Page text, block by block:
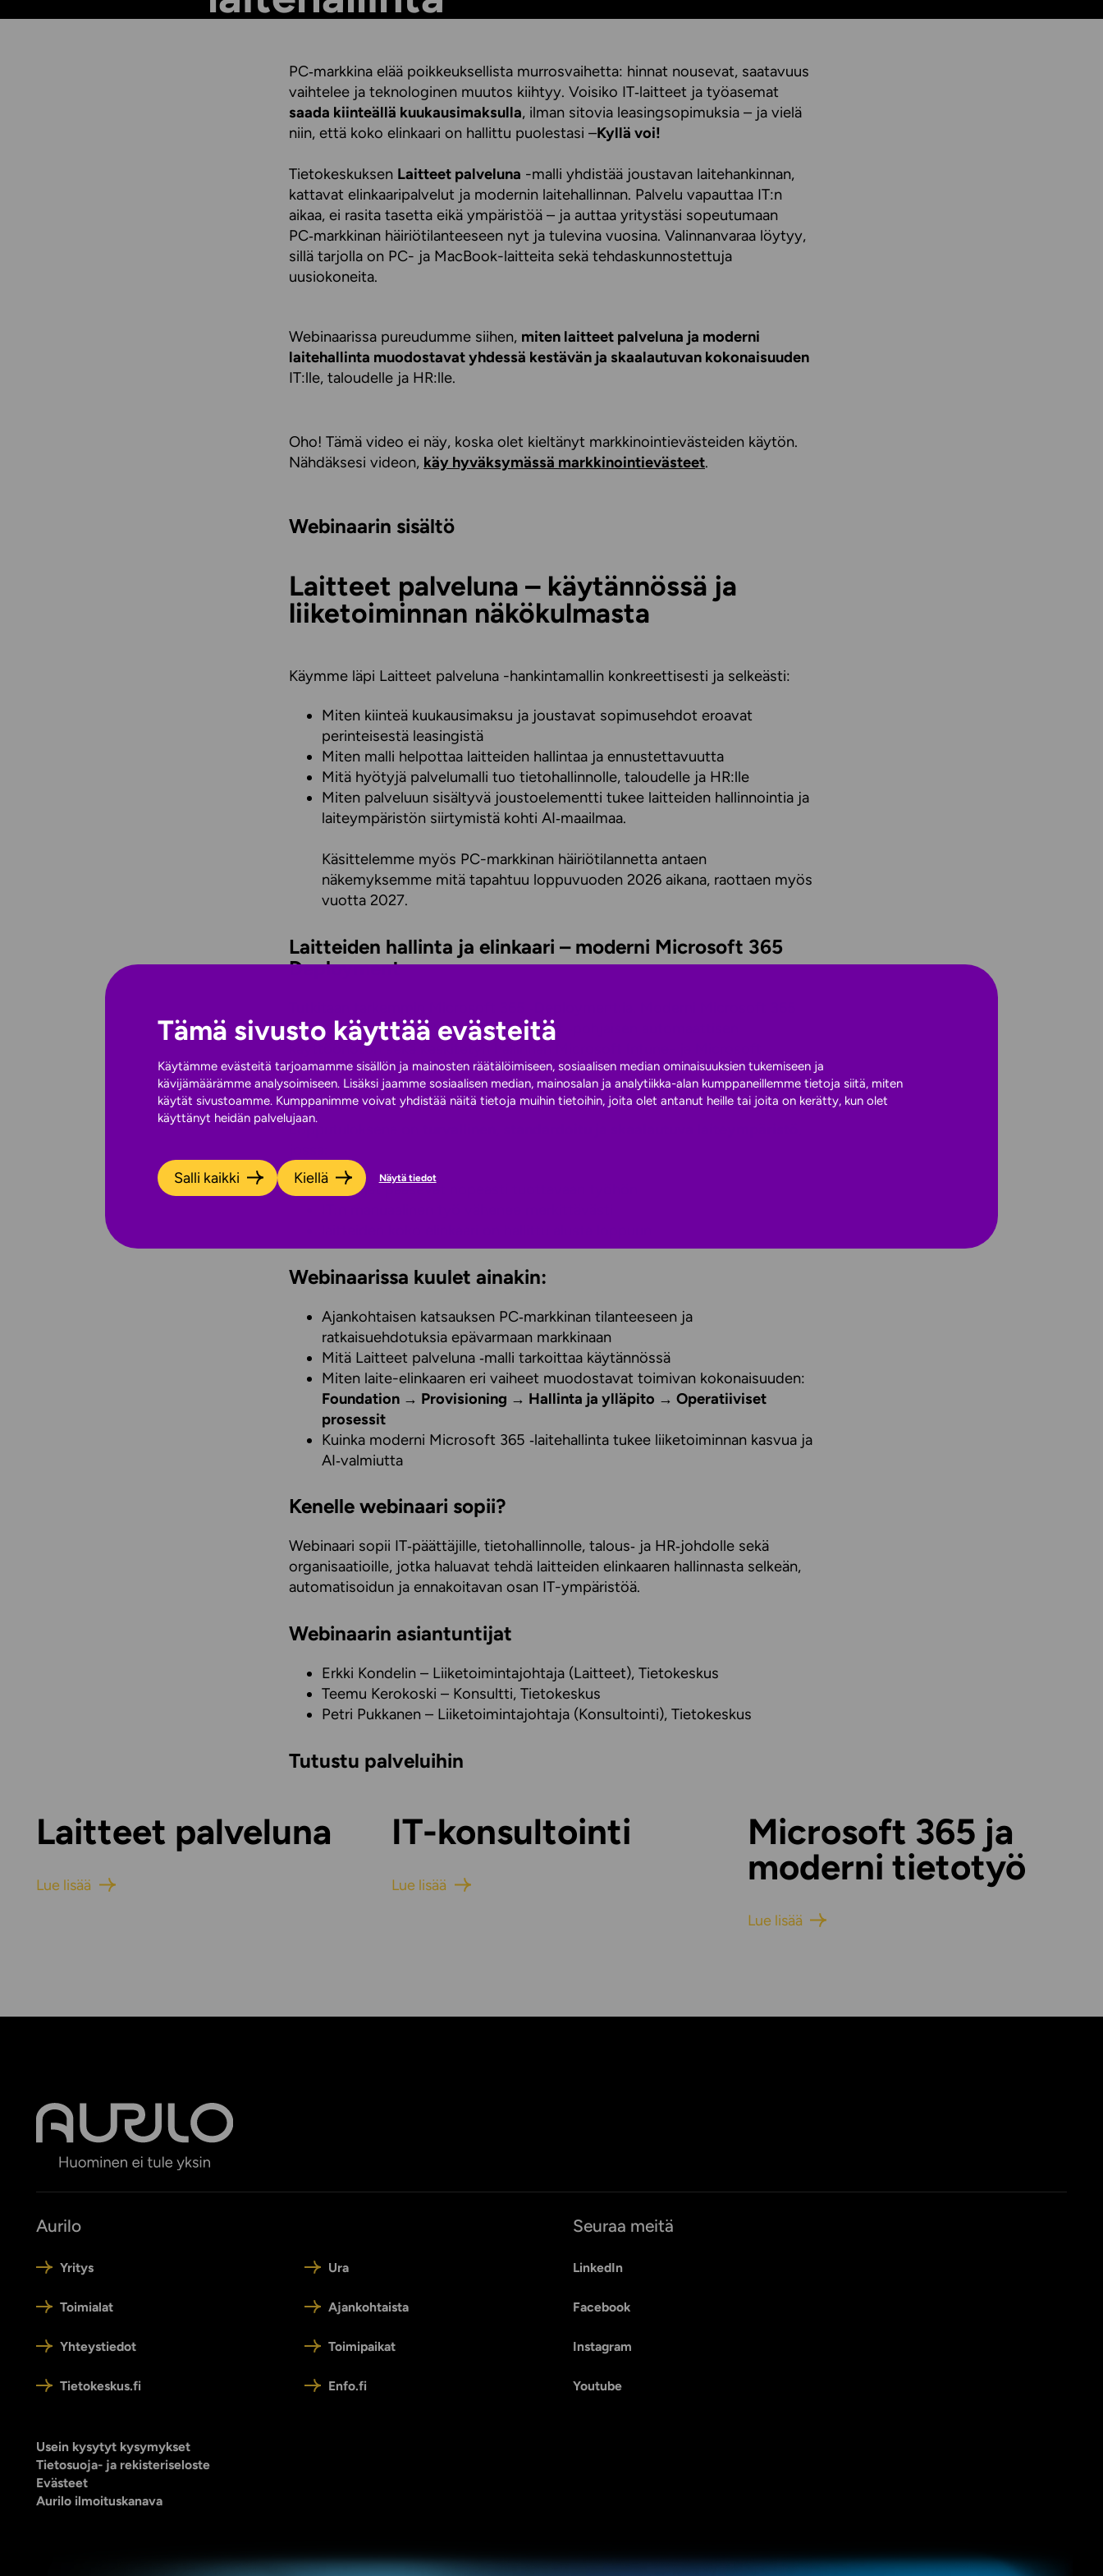
Tämä sivusto käyttää evästeitä
Käytämme evästeitä tarjoamamme sisällön ja mainosten räätälöimiseen, sosiaalisen median ominaisuuksien tukemiseen ja
kävijämäärämme analysoimiseen. Lisäksi jaamme sosiaalisen median, mainosalan ja analytiikka-alan kumppaneillemme tietoja siitä, miten
käytät sivustoamme. Kumppanimme voivat yhdistää näitä tietoja muihin tietoihin, joita olet antanut heille tai joita on kerätty, kun olet
käyttänyt heidän palvelujaan.
Salli kaikki Kiellä Näytä tiedot
PC‑markkina elää poikkeuksellista murrosvaihetta: hinnat nousevat, saatavuus
vaihtelee ja teknologinen muutos kiihtyy. Voisiko IT‑laitteet ja työasemat
saada kiinteällä kuukausimaksulla, ilman sitovia leasingsopimuksia – ja vielä
niin, että koko elinkaari on hallittu puolestasi –Kyllä voi!
Tietokeskuksen Laitteet palveluna -malli yhdistää joustavan laitehankinnan,
kattavat elinkaaripalvelut ja modernin laitehallinnan. Palvelu vapauttaa IT:n
aikaa, ei rasita tasetta eikä ympäristöä – ja auttaa yritystäsi sopeutumaan
PC‑markkinan häiriötilanteeseen nyt ja tulevina vuosina. Valinnanvaraa löytyy,
sillä tarjolla on PC- ja MacBook-laitteita sekä tehdaskunnostettuja
uusiokoneita.
Webinaarissa pureudumme siihen, miten laitteet palveluna ja moderni
laitehallinta muodostavat yhdessä kestävän ja skaalautuvan kokonaisuuden
IT:lle, taloudelle ja HR:lle.
Oho! Tämä video ei näy, koska olet kieltänyt markkinointievästeiden käytön.
Nähdäksesi videon, käy hyväksymässä markkinointievästeet.
Webinaarin sisältö
Laitteet palveluna – käytännössä ja
liiketoiminnan näkökulmasta
Käymme läpi Laitteet palveluna -hankintamallin konkreettisesti ja selkeästi:
Miten kiinteä kuukausimaksu ja joustavat sopimusehdot eroavat
perinteisestä leasingistä
Miten malli helpottaa laitteiden hallintaa ja ennustettavuutta
Mitä hyötyjä palvelumalli tuo tietohallinnolle, taloudelle ja HR:lle
Miten palveluun sisältyvä joustoelementti tukee laitteiden hallinnointia ja
laiteympäristön siirtymistä kohti AI‑maailmaa.
Käsittelemme myös PC-markkinan häiriötilannetta antaen
näkemyksemme mitä tapahtuu loppuvuoden 2026 aikana, raottaen myös
vuotta 2027.
Laitteiden hallinta ja elinkaari – moderni Microsoft 365
Deployment
‑laitehallinta yhdistää Windows Autopilot ‑pohjaisen automaattisen
käyttöönoton sekä keskitetyn hallinnan Microsoft Intune- ja Microsoft
Defender for Endpoint ‑ratkaisuilla.
Lopputuloksena on
käyttäjät pääsevät nopeasti tuottavaan työhön
Webinaarissa kuulet ainakin:
Ajankohtaisen katsauksen PC‑markkinan tilanteeseen ja
ratkaisuehdotuksia epävarmaan markkinaan
Mitä Laitteet palveluna ‑malli tarkoittaa käytännössä
Miten laite-elinkaaren eri vaiheet muodostavat toimivan kokonaisuuden:
Foundation → Provisioning → Hallinta ja ylläpito → Operatiiviset
prosessit
Kuinka moderni Microsoft 365 ‑laitehallinta tukee liiketoiminnan kasvua ja
AI‑valmiutta
Kenelle webinaari sopii?
Webinaari sopii IT‑päättäjille, tietohallinnolle, talous‑ ja HR‑johdolle sekä
organisaatioille, jotka haluavat tehdä laitteiden elinkaaren hallinnasta selkeän,
automatisoidun ja ennakoitavan osan IT-ympäristöä.
Webinaarin asiantuntijat
Erkki Kondelin – Liiketoimintajohtaja (Laitteet), Tietokeskus
Teemu Kerokoski – Konsultti, Tietokeskus
Petri Pukkanen – Liiketoimintajohtaja (Konsultointi), Tietokeskus
Tutustu palveluihin
Laitteet palveluna
Lue lisää
IT-konsultointi
Lue lisää
Microsoft 365 ja
moderni tietotyö
Lue lisää
Aurilo
Yritys Ura
Toimialat Ajankohtaista
Yhteystiedot Toimipaikat
Tietokeskus.fi Enfo.fi
Seuraa meitä
LinkedIn
Facebook
Instagram
Youtube
Usein kysytyt kysymykset
Tietosuoja- ja rekisteriseloste
Evästeet
Aurilo ilmoituskanava